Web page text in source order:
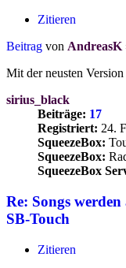
Zitieren
Beitrag von AndreasK
Mit der neusten
sirius_black
Beiträge: 17
Registriert: 24.
SqueezeBox:
SqueezeBox:
SqueezeBox
Re: Songs
SB-Touch
Zitieren